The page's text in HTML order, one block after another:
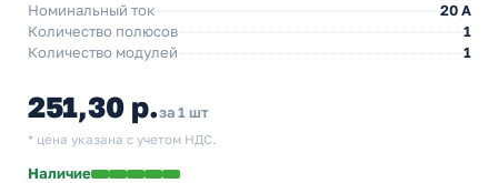
Номинальный ток
20 A
Количество полюсов
1
Количество модулей
1
251,30 р.за 1 шт
* цена указана с учетом НДС.
Наличие